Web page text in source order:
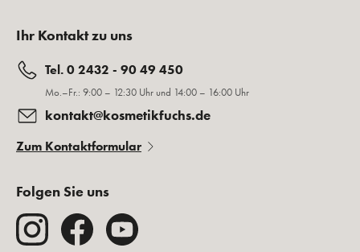
Ihr Kontakt zu uns
Tel. 0 2432 - 90 49 450
Mo.–Fr.: 9:00 – 12:30 Uhr und 14:00 – 16:00 Uhr
kontakt@kosmetikfuchs.de
Zum Kontaktformular
Folgen Sie uns